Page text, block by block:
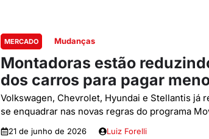
MERCADO Mudanças
Montadoras estão
dos carros para pagar
Volkswagen, Chevrolet, Hyundai e Stellantis já
se enquadrar nas novas regras do programa
21 de junho de 2026 Luiz Forelli